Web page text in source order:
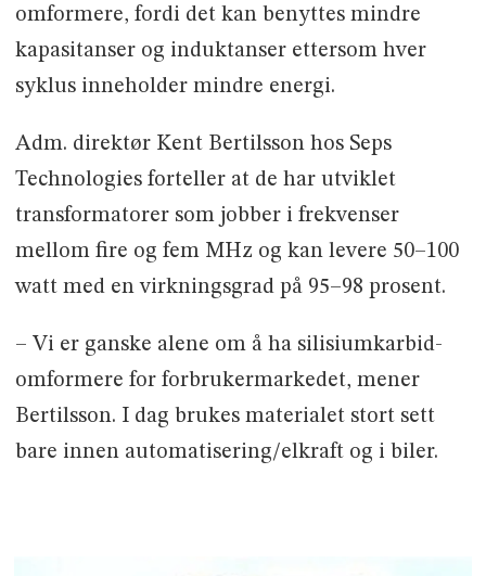
omformere, fordi det kan benyttes mindre
kapasitanser og induktanser ettersom hver
syklus inneholder mindre energi.
Adm. direktør Kent Bertilsson hos Seps
Technologies forteller at de har utviklet
transformatorer som jobber i frekvenser
mellom fire og fem MHz og kan levere 50–100
watt med en virkningsgrad på 95–98 prosent.
– Vi er ganske alene om å ha silisiumkarbid-
omformere for forbrukermarkedet, mener
Bertilsson. I dag brukes materialet stort sett
bare innen automatisering/elkraft og i biler.